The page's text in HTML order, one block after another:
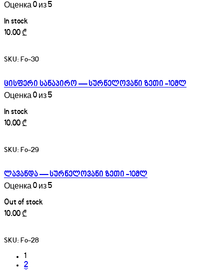
Оценка0 из 5
In stock
10.00₾
SKU: Fo-30
ცისფერი სანაპირო — სურნელოვანი ზეთი -10მლ
Оценка0 из 5
In stock
10.00₾
SKU: Fo-29
ლავანდა — სურნელოვანი ზეთი -10მლ
Оценка0 из 5
Out of stock
10.00₾
SKU: Fo-28
1
2